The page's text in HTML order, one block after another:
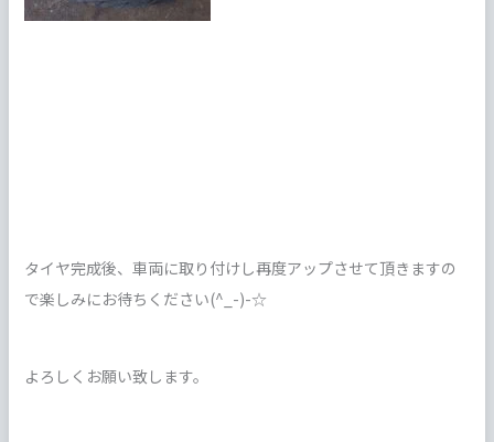
タイヤ完成後、車両に取り付けし再度アップさせて頂きますの
で楽しみにお待ちください(^_-)-☆
よろしくお願い致します。